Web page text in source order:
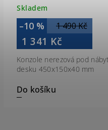
Skladem
1 490 Kč
–10 %
1 341 Kč
Do košíku
Konzole nerezová pod
desku 450x150x40 mm